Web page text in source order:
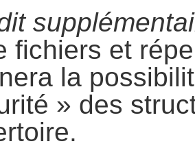
fichiers et
la
» des